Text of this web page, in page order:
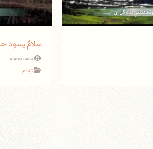
سلامٌ يسود
6849 views
ترانيم